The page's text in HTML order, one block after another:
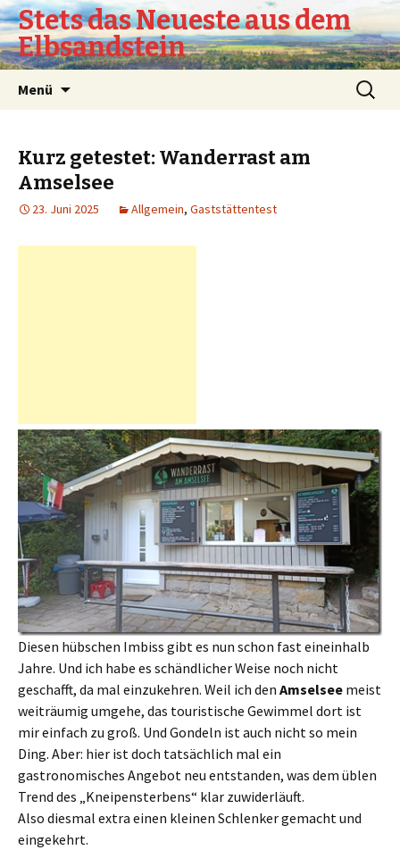
Stets das Neueste aus dem
Elbsandstein
Menü
Suchen
nach:
Kurz getestet: Wanderrast am
Amselsee
23. Juni 2025 Allgemein, Gaststättentest
Diesen hübschen Imbiss gibt es nun schon fast eineinhalb
Jahre. Und ich habe es schändlicher Weise noch nicht
geschafft, da mal einzukehren. Weil ich den Amselsee meist
weiträumig umgehe, das touristische Gewimmel dort ist
mir einfach zu groß. Und Gondeln ist auch nicht so mein
Ding. Aber: hier ist doch tatsächlich mal ein
gastronomisches Angebot neu entstanden, was dem üblen
Trend des „Kneipensterbens“ klar zuwiderläuft.
Also diesmal extra einen kleinen Schlenker gemacht und
eingekehrt.